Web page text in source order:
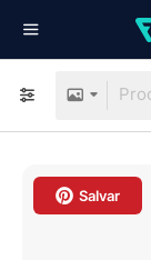
Salvar